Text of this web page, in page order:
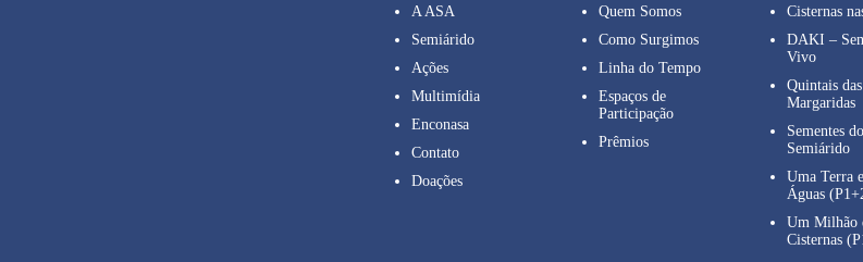
A ASA
Semiárido
Ações
Multimídia
Enconasa
Contato
Doações
Quem Somos
Como Surgimos
Linha do Tempo
Espaços de
Participação
Prêmios
Cisternas
DAKI –
Vivo
Quintais das
Margaridas
Sementes do
Semiárido
Uma Terra
Águas
Um Milhão
Cisternas